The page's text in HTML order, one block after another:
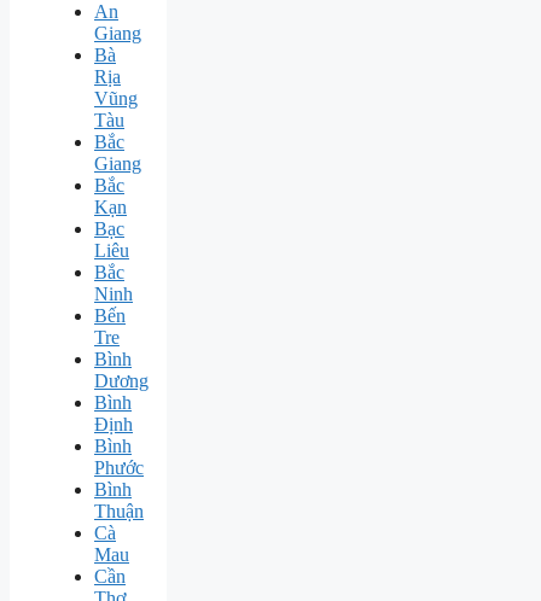
An
Giang
Bà
Rịa
Vũng
Tàu
Bắc
Giang
Bắc
Kạn
Bạc
Liêu
Bắc
Ninh
Bến
Tre
Bình
Dương
Bình
Định
Bình
Phước
Bình
Thuận
Cà
Mau
Cần